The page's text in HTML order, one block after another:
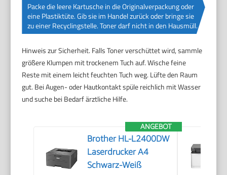
Packe die leere Kartusche in die Originalverpackung oder
eine Plastiktüte. Gib sie im Handel zurück oder bringe sie
zu einer Recyclingstelle. Toner darf nicht in den Hausmüll.
Hinweis zur Sicherheit. Falls Toner verschüttet wird, sammle
größere Klumpen mit trockenem Tuch auf. Wische feine
Reste mit einem leicht feuchten Tuch weg. Lüfte den Raum
gut. Bei Augen- oder Hautkontakt spüle reichlich mit Wasser
und suche bei Bedarf ärztliche Hilfe.
ANGEBOT
Brother HL-L2400DW
Laserdrucker A4
Schwarz-Weiß